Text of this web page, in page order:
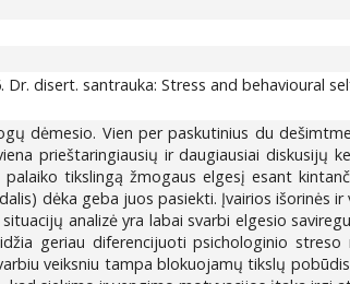
Dr. disert. santrauka: Stress and behavioural
dėmesio. Vien per paskutinius du
prieštaringiausių ir daugiausiai diskusijų
palaiko tikslingą žmogaus elgesį esant
dėka geba juos pasiekti. Įvairios išorinės
analizė yra labai svarbi elgesio
geriau diferencijuoti psichologinio
veiksniu tampa blokuojamų tikslų